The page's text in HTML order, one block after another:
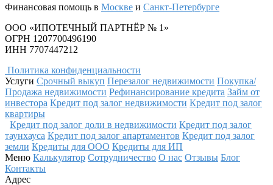
Финансовая помощь в Москве и Санкт-Петербурге
ООО «ИПОТЕЧНЫЙ ПАРТНЁР № 1»
ОГРН 1207700496190
ИНН 7707447212
Политика конфиденциальности
Услуги Срочный выкуп Перезалог недвижимости Покупка/
Продажа недвижимости Рефинансирование кредита Займ от
инвестора Кредит под залог недвижимости Кредит под залог
квартиры
Кредит под залог доли в недвижимости Кредит под залог
таунхауса Кредит под залог апартаментов Кредит под залог
земли Кредиты для ООО Кредиты для ИП
Меню Калькулятор Сотрудничество О нас Отзывы Блог
Контакты
Адрес